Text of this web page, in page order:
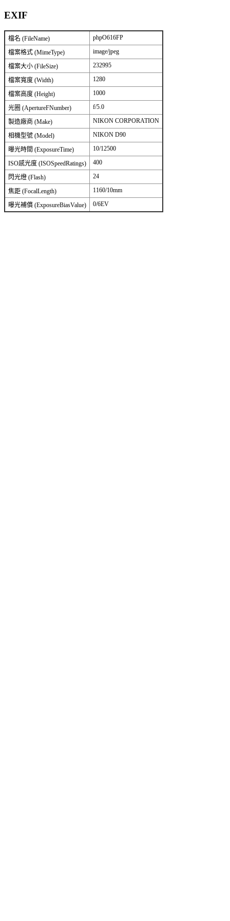
EXIF
檔名 (FileName) phpO616FP
檔案格式 (MimeType) image/jpeg
檔案大小 (FileSize) 232995
檔案寬度 (Width) 1280
檔案高度 (Height) 1000
光圈 (ApertureFNumber) f/5.0
製造廠商 (Make) NIKON CORPORATION
相機型號 (Model) NIKON D90
曝光時間 (ExposureTime) 10/12500
ISO感光度 (ISOSpeedRatings) 400
閃光燈 (Flash) 24
焦距 (FocalLength) 1160/10mm
曝光補償 (ExposureBiasValue) 0/6EV